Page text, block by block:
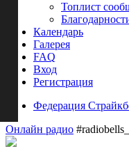
Топлист
Календарь
Галерея
FAQ
Вход
Регистрация
Федерация
Онлайн радио